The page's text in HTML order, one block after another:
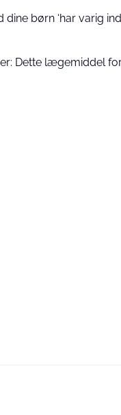
børn ‘har varig
Dette lægemiddel